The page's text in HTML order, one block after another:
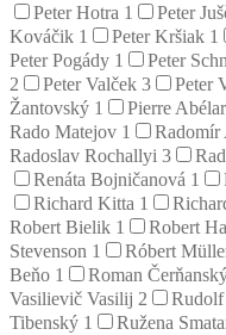
Peter Hotra 1 Peter
Kováčik 1 Peter Kršiak 1
Peter Pogády 1 Peter
2
Peter Valček 3 Peter
Žantovský 1 Pierre
Rado Matejov 1 Radomír
Radoslav Rochallyi 3
Renáta Bojničanová 1
Richard Kitta 1
Robert Bielik 1 Robert
Stevenson 1 Róbert
Beňo 1 Roman
Vasilievič Vasilij 2
Tibenský 1 Ružena